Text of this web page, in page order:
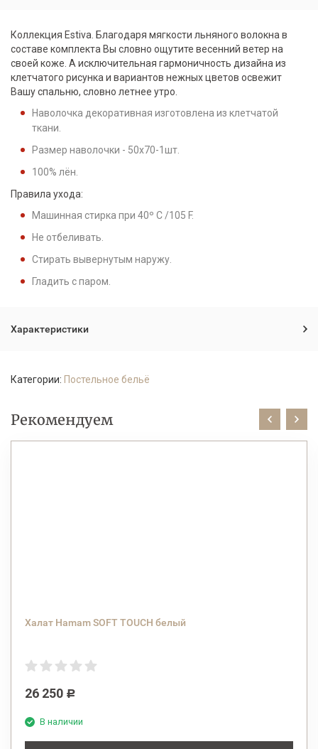
Коллекция Estiva. Благодаря мягкости льняного волокна в
составе комплекта Вы словно ощутите весенний ветер на
своей коже. А исключительная гармоничность дизайна из
клетчатого рисунка и вариантов нежных цветов освежит
Вашу спальню, словно летнее утро.
Наволочка декоративная изготовлена из клетчатой
ткани.
Размер наволочки - 50x70-1шт.
100% лён.
Правила ухода:
Машинная стирка при 40º C /105 F.
Не отбеливать.
Стирать вывернутым наружу.
Гладить с паром.
Характеристики
Категории: Постельное бельё
Рекомендуем
Халат Hamam SOFT TOUCH белый
26 250 Р
В наличии